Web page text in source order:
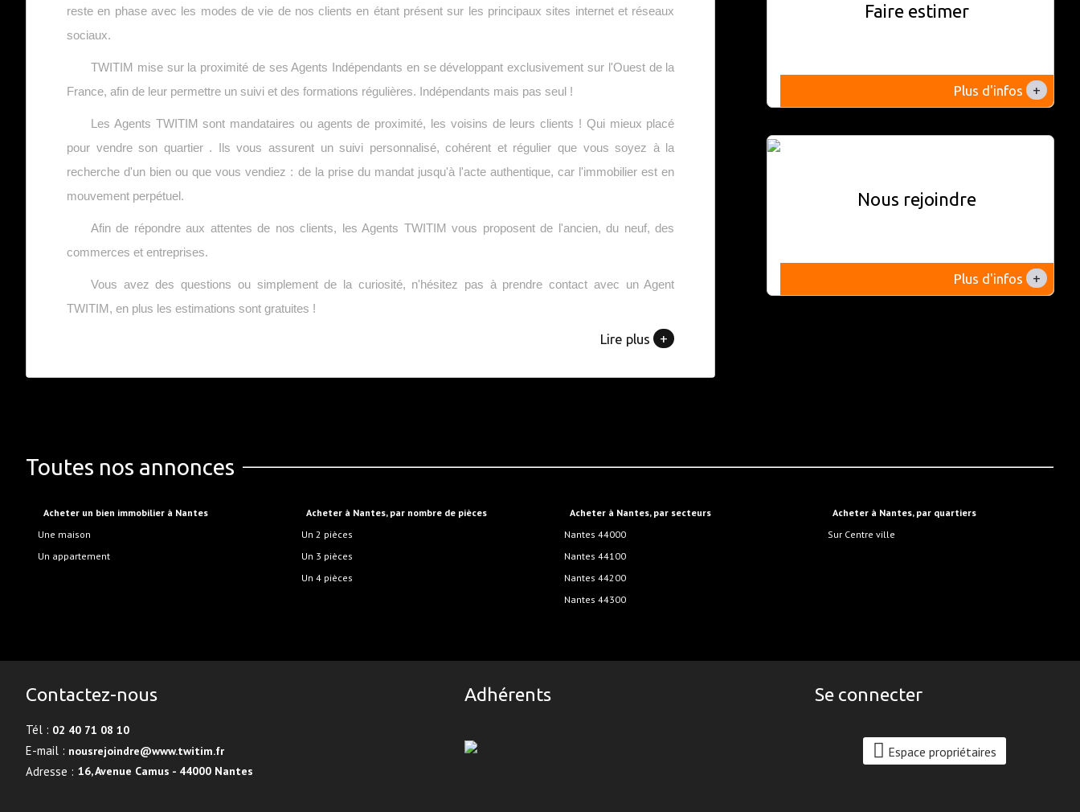
reste en phase avec les modes de vie de nos clients en étant présent sur les principaux sites internet et réseaux
sociaux.
TWITIM mise sur la proximité de ses Agents Indépendants en se développant exclusivement sur l'Ouest de la
France, afin de leur permettre un suivi et des formations régulières. Indépendants mais pas seul !
Les Agents TWITIM sont mandataires ou agents de proximité, les voisins de leurs clients ! Qui mieux placé
pour vendre son quartier . Ils vous assurent un suivi personnalisé, cohérent et régulier que vous soyez à la
recherche d'un bien ou que vous vendiez : de la prise du mandat jusqu'à l'acte authentique, car l'immobilier est en
mouvement perpétuel.
Afin de répondre aux attentes de nos clients, les Agents TWITIM vous proposent de l'ancien, du neuf, des
commerces et entreprises.
Vous avez des questions ou simplement de la curiosité, n'hésitez pas à prendre contact avec un Agent
TWITIM, en plus les estimations sont gratuites !
Lire plus +
Faire estimer
Plus d'infos +
Nous rejoindre
Plus d'infos +
Toutes nos annonces
Acheter un bien immobilier à Nantes
Une maison
Un appartement
Acheter à Nantes, par nombre de pièces
Un 2 pièces
Un 3 pièces
Un 4 pièces
Acheter à Nantes, par secteurs
Nantes 44000
Nantes 44100
Nantes 44200
Nantes 44300
Acheter à Nantes, par quartiers
sur Centre ville
Contactez-nous
Tél : 02 40 71 08 10
E-mail : nousrejoindre@www.twitim.fr
Adresse : 16, Avenue Camus - 44000 Nantes
Adhérents Se connecter
Espace propriétaires